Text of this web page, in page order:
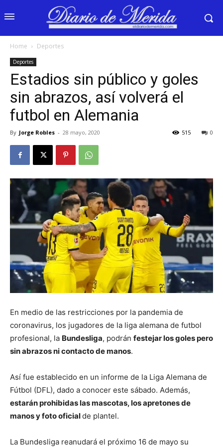
Home Deportes
Deportes
Estadios sin público y goles
sin abrazos, así volverá el
futbol en Alemania
By Jorge Robles - 28 mayo, 2020 0
515
En medio de las restricciones por la pandemia de
coronavirus, los jugadores de la liga alemana de futbol
profesional, la Bundesliga, podrán festejar los goles pero
sin abrazos ni contacto de manos.
Así fue establecido en un informe de la Liga Alemana de
Fútbol (DFL), dado a conocer este sábado. Además,
estarán prohibidas las mascotas, los apretones de
manos y foto oficialde plantel.
La Bundesliga reanudará el próximo 16 de mayo su